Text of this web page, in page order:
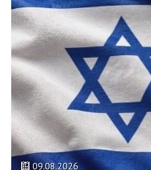
09.08.2026